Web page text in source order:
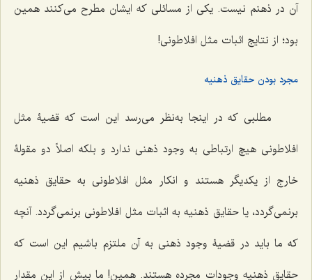
آن در ذهنم نیست. یکى از مسائلى که ایشان مطرح مى‌کنند همین
بود؛ از نتایج اثبات مثل افلاطونی!
مجرد بودن حقایق ذهنیه
مطلبى که در اینجا به‌نظر مى‌رسد این است که قضیۀ مثل
افلاطونى هیچ ارتباطى به وجود ذهنى ندارد و بلکه اصلاً دو مقولۀ
خارج از یکدیگر هستند و انکار مثل افلاطونى به حقایق ذهنیه
برنمى‌گردد، یا حقایق ذهنیه به اثبات مثل افلاطونى برنمى‌گردد. آنچه
که ما باید در قضیۀ وجود ذهنى به آن ملتزم باشیم این است که
حقایق ذهنیه وجودات مجرده هستند. همین! ما بیش از این مقدار